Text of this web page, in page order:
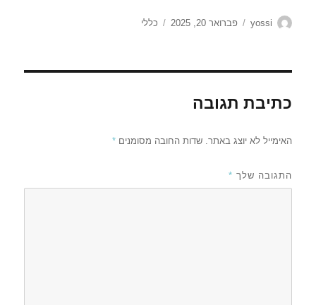
מחבר
yossi
פורסם
פברואר 20, 2025 קטגוריות
כללי
כתיבת תגובה
האימייל לא יוצג באתר. שדות החובה מסומנים*
התגובה שלך *